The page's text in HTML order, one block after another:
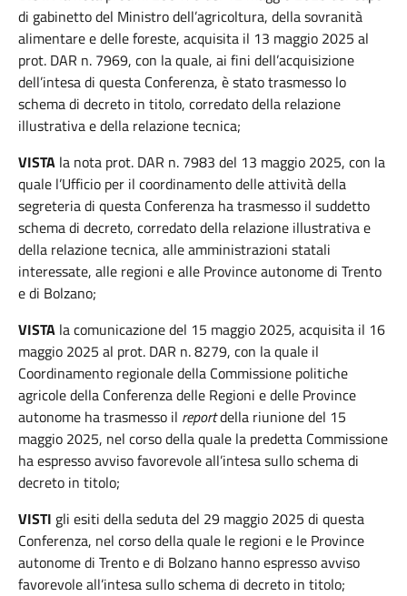
di gabinetto del Ministro dell’agricoltura, della sovranità
alimentare e delle foreste, acquisita il 13 maggio 2025 al
prot. DAR n. 7969, con la quale, ai fini dell’acquisizione
dell’intesa di questa Conferenza, è stato trasmesso lo
schema di decreto in titolo, corredato della relazione
illustrativa e della relazione tecnica;
VISTA la nota prot. DAR n. 7983 del 13 maggio 2025, con la
quale l’Ufficio per il coordinamento delle attività della
segreteria di questa Conferenza ha trasmesso il suddetto
schema di decreto, corredato della relazione illustrativa e
della relazione tecnica, alle amministrazioni statali
interessate, alle regioni e alle Province autonome di Trento
e di Bolzano;
VISTA la comunicazione del 15 maggio 2025, acquisita il 16
maggio 2025 al prot. DAR n. 8279, con la quale il
Coordinamento regionale della Commissione politiche
agricole della Conferenza delle Regioni e delle Province
autonome ha trasmesso il reportdella riunione del 15
maggio 2025, nel corso della quale la predetta Commissione
ha espresso avviso favorevole all’intesa sullo schema di
decreto in titolo;
VISTI gli esiti della seduta del 29 maggio 2025 di questa
Conferenza, nel corso della quale le regioni e le Province
autonome di Trento e di Bolzano hanno espresso avviso
favorevole all’intesa sullo schema di decreto in titolo;